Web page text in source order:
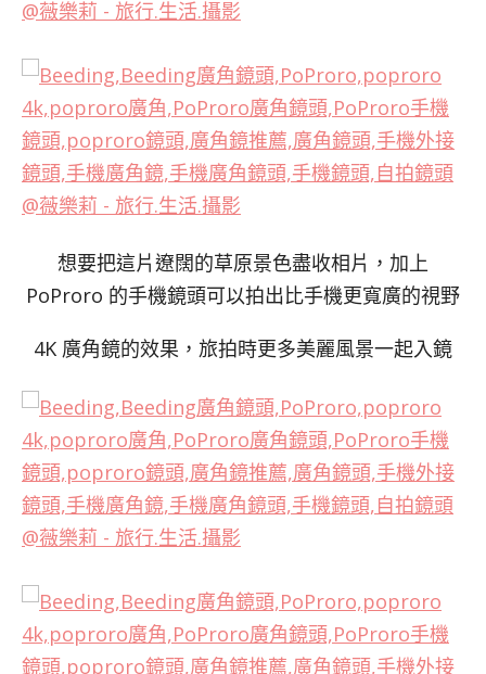
想要把這片遼闊的草原景色盡收相片，加上
PoProro 的手機鏡頭可以拍出比手機更寬廣的視野
4K 廣角鏡的效果，旅拍時更多美麗風景一起入鏡